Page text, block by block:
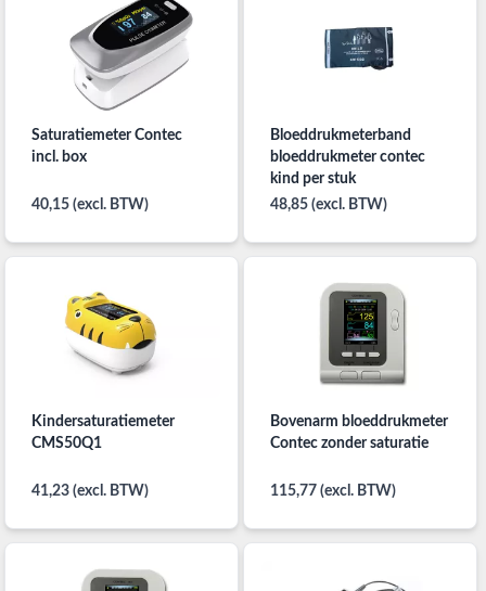
Saturatiemeter Contec
incl. box
40,15 (excl. BTW)
Bloeddrukmeterband
bloeddrukmeter contec
kind per stuk
48,85 (excl. BTW)
Kindersaturatiemeter
CMS50Q1
41,23 (excl. BTW)
Bovenarm bloeddrukmeter
Contec zonder saturatie
115,77 (excl. BTW)